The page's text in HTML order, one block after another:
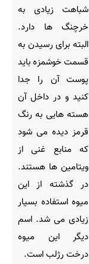
شباهت زیادی به
خرچنگ ها دارد.
البته برای رسیدن به
قسمت خوشمزه باید
پوست آن را جدا
کنید و در داخل آن
هسته هایی به رنگ
قرمز دیده می شود
که منابع غنی از
ویتامین ها هستند.
در گذشته از این
میوه استفاده بسیار
زیادی می شد. اسم
دیگر این میوه
درخت رژلب است.